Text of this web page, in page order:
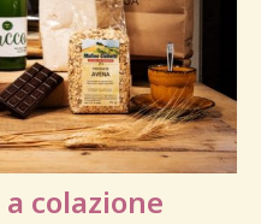
colazione